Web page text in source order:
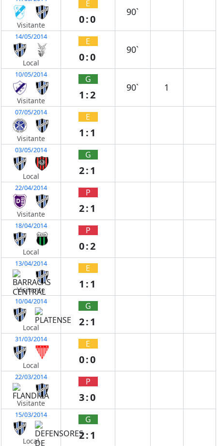
Visitante
E
0:0
90`
14/05/2014
Local
E
0:0
90`
10/05/2014
Visitante
G
1:2
90` 1
07/05/2014
Visitante
E
1:1
03/05/2014
Local
G
2:1
22/04/2014
Visitante
P
2:1
18/04/2014
Local
P
0:2
13/04/2014
Visitante
E
1:1
10/04/2014
Local
G
2:1
31/03/2014
Local
E
0:0
22/03/2014
Visitante
P
3:0
15/03/2014
Local
G
2:1